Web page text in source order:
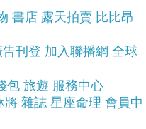
址:
goods/GoodsDetail.j
書店 露天拍賣 比比昂
告刊登 加入聯播網 全球
包 旅遊 服務中心
將 雜誌 星座命理 會員中